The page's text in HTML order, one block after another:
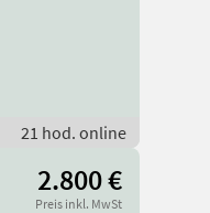
21 hod. online
2.800 €
Preis inkl. MwSt